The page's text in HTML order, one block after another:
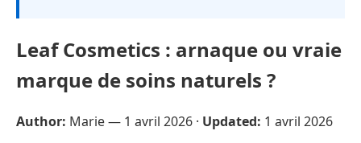
Leaf Cosmetics : arnaque ou vraie
marque de soins naturels ?
Author: Marie — 1 avril 2026 · Updated: 1 avril 2026